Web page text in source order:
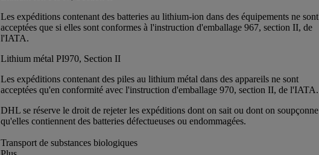
Les expéditions contenant des batteries au lithium-ion dans des équipements ne sont
acceptées que si elles sont conformes à l'instruction d'emballage 967, section II, de
l'IATA.
Lithium métal PI970, Section II
Les expéditions contenant des piles au lithium métal dans des appareils ne sont
acceptées qu'en conformité avec l'instruction d'emballage 970, section II, de l'IATA.
DHL se réserve le droit de rejeter les expéditions dont on sait ou dont on soupçonne
qu'elles contiennent des batteries défectueuses ou endommagées.
Transport de substances biologiques